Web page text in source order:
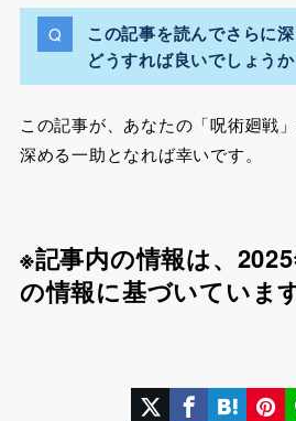
この記事を読んでさらに
どうすれば良いでしょうか
この記事が、あなたの「呪術廻戦
深める一助となれば幸いです。
※記事内の情報は、
の情報に基づいています